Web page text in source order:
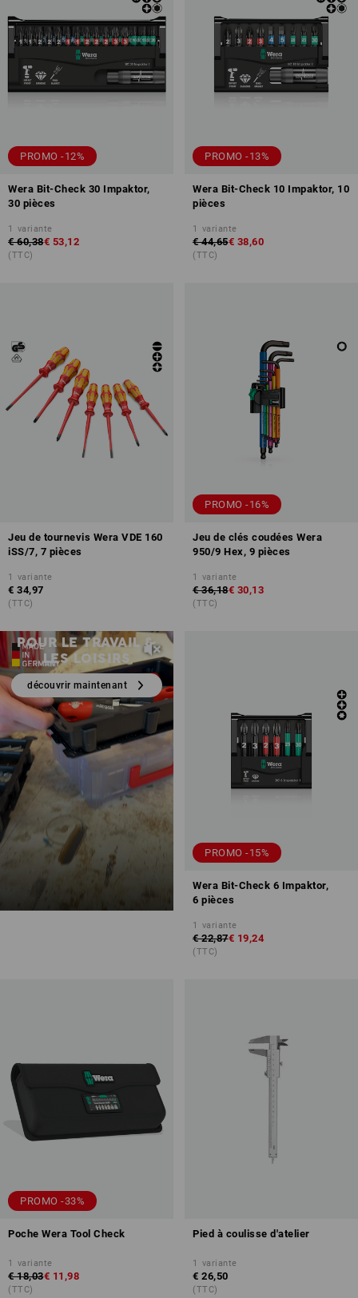
PROMO -12%
Wera Bit-Check 30 Impaktor,
30 pièces
1 variante
€ 60,38€ 53,12
(TTC)
PROMO -13%
Wera Bit-Check 10 Impaktor, 10
pièces
1 variante
€ 44,65€ 38,60
(TTC)
Jeu de tournevis Wera VDE 160
iSS/7, 7 pièces
1 variante
€ 34,97
(TTC)
PROMO -16%
Jeu de clés coudées Wera
950/9 Hex, 9 pièces
1 variante
€ 36,18€ 30,13
(TTC)
STRAUSSbox 125 Small
BOX POLYVALENTE
POUR LE TRAVAIL &
LES LOISIRS
découvrir maintenant
PROMO -15%
Wera Bit-Check 6 Impaktor,
6 pièces
1 variante
€ 22,87€ 19,24
(TTC)
PROMO -33%
Poche Wera Tool Check
1 variante
€ 18,03€ 11,98
(TTC)
Pied à coulisse d'atelier
1 variante
€ 26,50
(TTC)